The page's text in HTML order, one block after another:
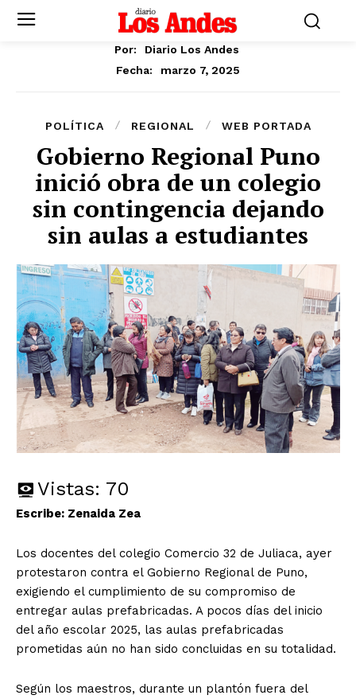
Por:
Diario Los Andes
Fecha:
marzo 7, 2025
POLÍTICA REGIONAL WEB PORTADA
Gobierno Regional Puno
inició obra de un colegio
sin contingencia dejando
sin aulas a estudiantes
Vistas: 70
Escribe: Zenaida Zea
Los docentes del colegio Comercio 32 de Juliaca, ayer
protestaron contra el Gobierno Regional de Puno,
exigiendo el cumplimiento de su compromiso de
entregar aulas prefabricadas. A pocos días del inicio
del año escolar 2025, las aulas prefabricadas
prometidas aún no han sido concluidas en su totalidad.
Según los maestros, durante un plantón fuera del